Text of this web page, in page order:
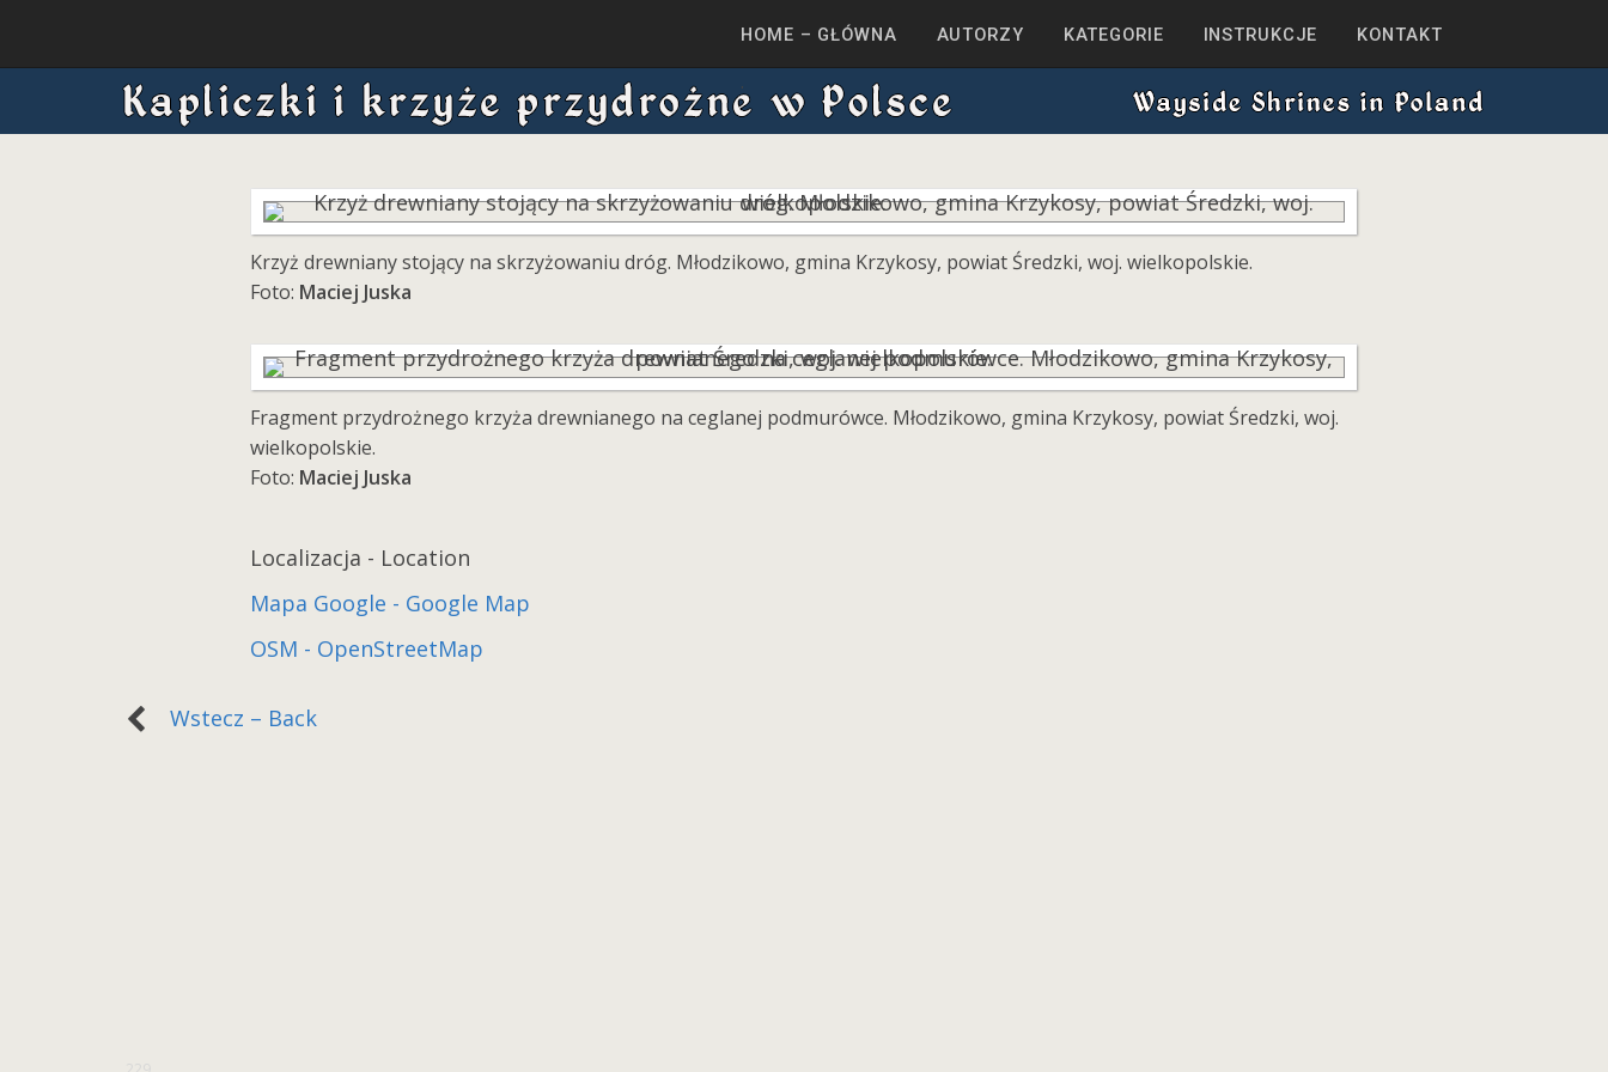
HOME – GŁÓWNA AUTORZY KATEGORIE INSTRUKCJE KONTAKT
Krzyż drewniany stojący na skrzyżowaniu dróg. Młodzikowo, gmina Krzykosy, powiat Średzki, woj. wielkopolskie.
Foto: Maciej Juska
Fragment przydrożnego krzyża drewnianego na ceglanej podmurówce. Młodzikowo, gmina Krzykosy, powiat Średzki, woj.
wielkopolskie.
Foto: Maciej Juska
Localizacja - Location
Mapa Google - Google Map
OSM - OpenStreetMap
Wstecz – Back